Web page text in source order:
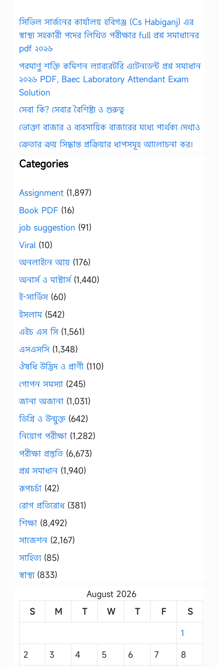
সিভিল সার্জনের কার্যালয় হবিগঞ্জ (Cs Habiganj) এর
স্বাস্থ্য সহকারী পদের লিখিত পরীক্ষার full প্রশ্ন সমাধানের
pdf ২০২৬
পরমাণু শক্তি কমিশন ল্যাবরেটরি এটেনডেন্ট প্রশ্ন সমাধান
২০২৬ PDF, Baec Laboratory Attendant Exam
Solution
সেবা কি? সেবার বৈশিষ্ট্য ও গুরুত্ব
ভোক্তা বাজার ও ব্যবসায়িক বাজারের মধ্যে পার্থক্য দেখাও
ক্রেতার ক্রয় সিদ্ধান্ত প্রক্রিয়ার ধাপসমূহ আলোচনা কর।
Categories
Assignment (1,897)
Book PDF (16)
job suggestion (91)
Viral (10)
অনলাইনে আয় (176)
অনার্স ও মাস্টার্স(1,440)
ই-সার্ভিস(60)
ইসলাম(542)
এইচ এস সি(1,561)
এসএসসি(1,348)
ঔষধি উদ্ভিদ ও প্রাণী (110)
গোপন সমস্যা (245)
জানা অজানা (1,031)
ডিগ্রি ও উন্মুক্ত (642)
নিয়োগ পরীক্ষা (1,282)
পরীক্ষা প্রস্তুতি (6,673)
প্রশ্ন সমাধান (1,940)
রূপচর্চা (42)
রোগ প্রতিরোধ(381)
শিক্ষা (8,492)
সাজেশন (2,167)
সাহিত্য(85)
স্বাস্থ্য(833)
August 2026
S
M T W T F
S
1
2
3 4 5 6 7 8